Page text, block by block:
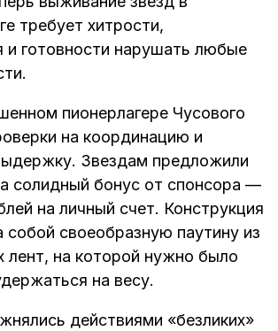
требует хитрости,
и готовности нарушать любые
пионерлагере Чусового
на координацию и
Звездам предложили
солидный бонус от спонсора —
на личный счет. Конструкция
собой своеобразную паутину из
лент, на которой нужно было
на весу.
действиями «безликих»